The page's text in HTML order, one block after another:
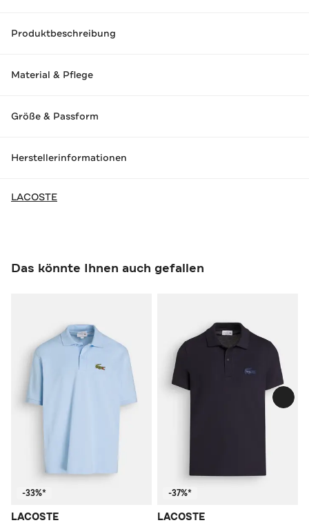
Produktbeschreibung
Material & Pflege
Größe & Passform
Herstellerinformationen
LACOSTE
Das könnte Ihnen auch gefallen
-33%*
LACOSTE
-37%*
LACOSTE